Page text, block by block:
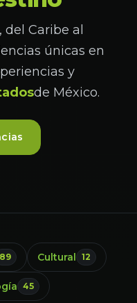
Caribe al
únicas en
y
de México.
89 Cultural 12
45